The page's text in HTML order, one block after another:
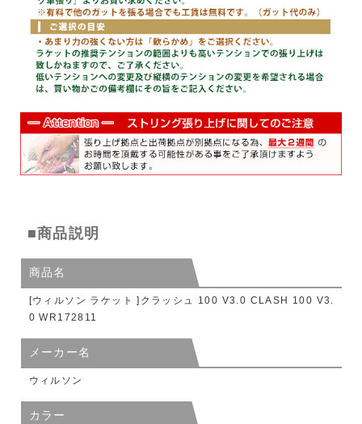
■商品説明
商品名
[ウィルソン ラケット ]クラッシュ 100 V3.0 CLASH 100 V3.
0 WR172811
メーカー名
ウィルソン
カラー